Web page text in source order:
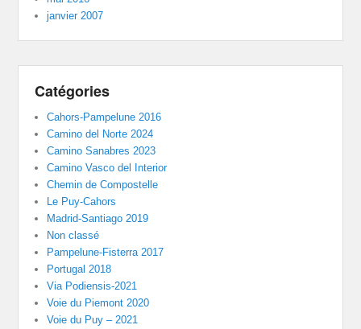
janvier 2007
Catégories
Cahors-Pampelune 2016
Camino del Norte 2024
Camino Sanabres 2023
Camino Vasco del Interior
Chemin de Compostelle
Le Puy-Cahors
Madrid-Santiago 2019
Non classé
Pampelune-Fisterra 2017
Portugal 2018
Via Podiensis-2021
Voie du Piemont 2020
Voie du Puy – 2021